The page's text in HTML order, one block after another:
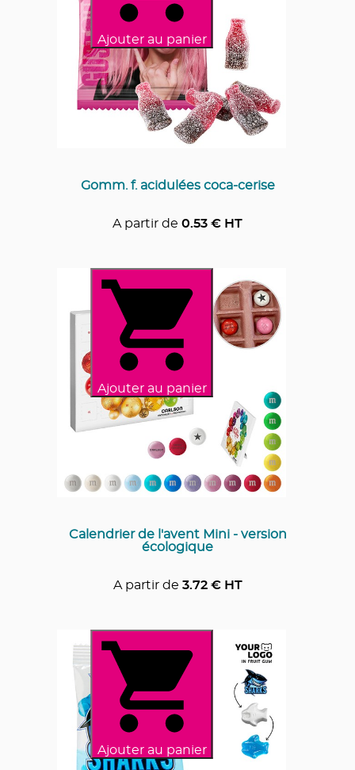
Ajouter au panier
Gomm. f. acidulées coca-cerise
A partir de 0.53 € HT
Ajouter au panier
Calendrier de l'avent Mini - version
écologique
A partir de 3.72€ HT
Ajouter au panier